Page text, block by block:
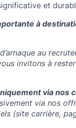
et
à
au
invitons à
via nos
via nos
(site carrière,